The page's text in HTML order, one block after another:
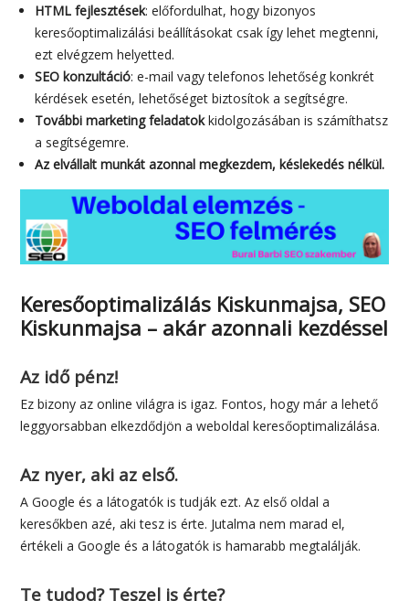
HTML fejlesztések: előfordulhat, hogy bizonyos
keresőoptimalizálási beállításokat csak így lehet megtenni,
ezt elvégzem helyetted.
SEO konzultáció: e-mail vagy telefonos lehetőség konkrét
kérdések esetén, lehetőséget biztosítok a segítségre.
További marketing feladatokkidolgozásában is számíthatsz
a segítségemre.
Az elvállalt munkát azonnal megkezdem, késlekedés nélkül.
Keresőoptimalizálás Kiskunmajsa, SEO
Kiskunmajsa – akár azonnali kezdéssel
Az idő pénz!
Ez bizony az online világra is igaz. Fontos, hogy már a lehető
leggyorsabban elkezdődjön a weboldal keresőoptimalizálása.
Az nyer, aki az első.
A Google és a látogatók is tudják ezt. Az első oldal a
keresőkben azé, aki tesz is érte. Jutalma nem marad el,
értékeli a Google és a látogatók is hamarabb megtalálják.
Te tudod? Teszel is érte?